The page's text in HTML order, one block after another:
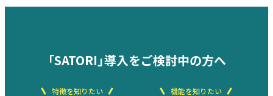
「SATORI」導入をご検討中の方へ
特徴を知りたい 機能を知りたい